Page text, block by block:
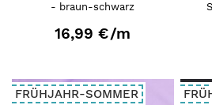
- braun-schwarz
16,99 €/m
FRÜHJAHR-SOMMER